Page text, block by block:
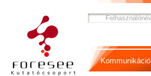
Kommunikáció